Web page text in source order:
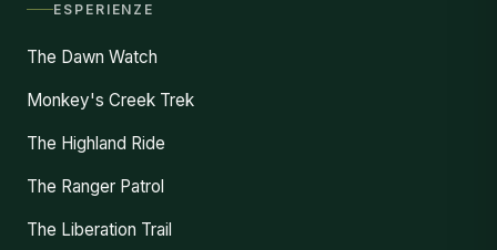
ESPERIENZE
The Dawn Watch
Monkey's Creek Trek
The Highland Ride
The Ranger Patrol
The Liberation Trail